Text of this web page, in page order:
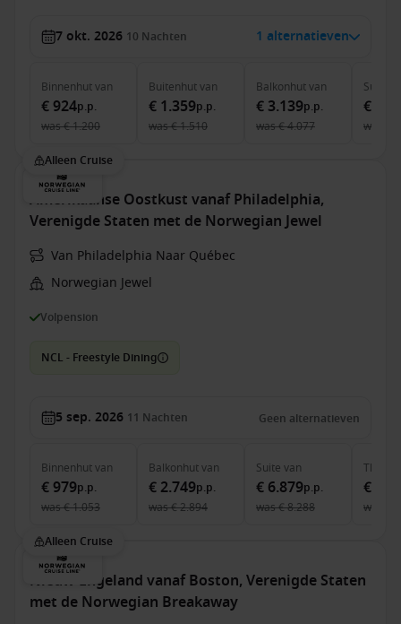
7 okt. 2026 10 Nachten 1 alternatieven
Binnenhutvan
€ 924p.p.
was€ 1.200
Buitenhutvan
€ 1.359p.p.
was€ 1.510
Balkonhutvan
€ 3.139p.p.
was€ 4.077
Suite
€
was
Alleen Cruise
Amerikaanse Oostkust vanaf Philadelphia,
Verenigde Staten met de Norwegian Jewel
Van Philadelphia Naar Québec
Norwegian Jewel
Volpension
NCL - Freestyle Dining
5 sep. 2026 11 Nachten Geen alternatieven
Binnenhutvan
€ 979p.p.
was€ 1.053
Balkonhutvan
€ 2.749p.p.
was€ 2.894
Suite van
€ 6.879p.p.
was€ 8.288
The
€
was
Alleen Cruise
Nieuw-Engeland vanaf Boston, Verenigde Staten
met de Norwegian Breakaway